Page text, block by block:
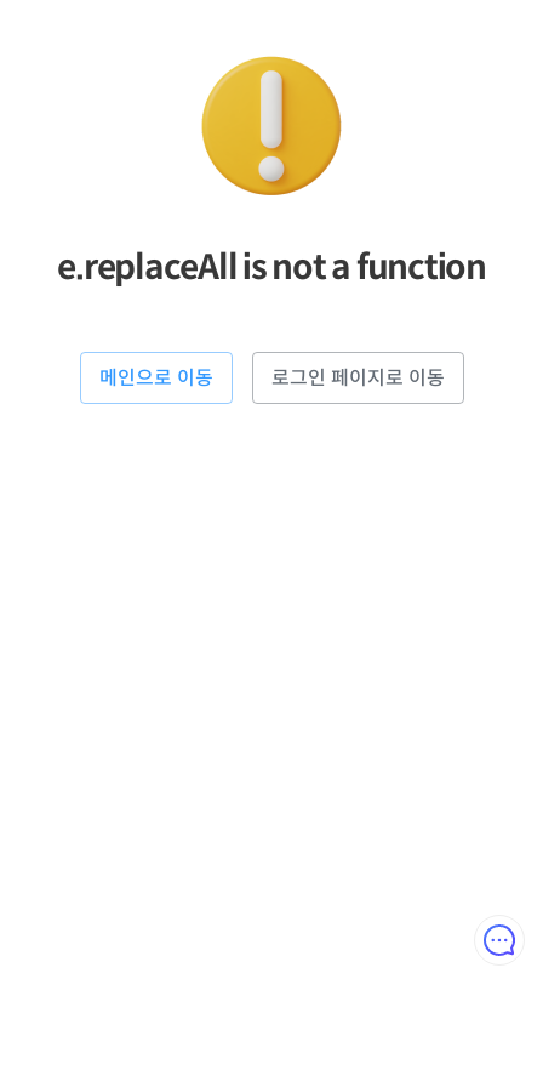
e.replaceAll is not a function
메인으로 이동 로그인 페이지로 이동